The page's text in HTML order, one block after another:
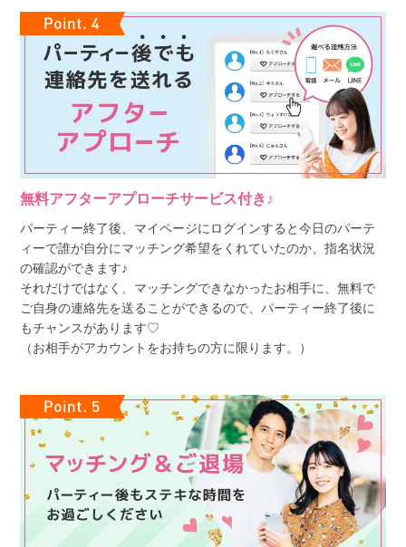
無料アフターアプローチサービス付き♪
パーティー終了後、マイページにログインすると今日のパーテ
ィーで誰が自分にマッチング希望をくれていたのか、指名状況
の確認ができます♪
それだけではなく、マッチングできなかったお相手に、無料で
ご自身の連絡先を送ることができるので、パーティー終了後に
もチャンスがあります♡
（お相手がアカウントをお持ちの方に限ります。）